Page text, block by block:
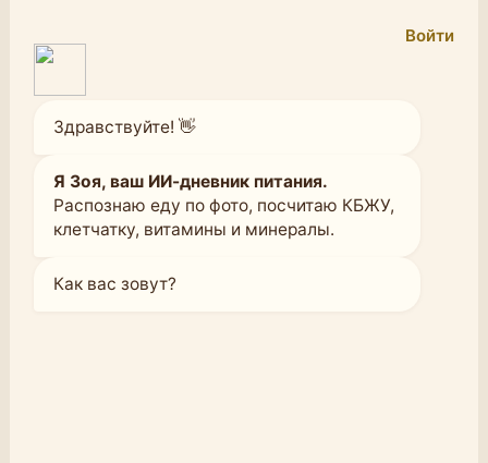
Войти
Здравствуйте! 👋
Я Зоя, ваш ИИ-дневник питания.
Распознаю еду по фото, посчитаю КБЖУ,
клетчатку, витамины и минералы.
Как вас зовут?